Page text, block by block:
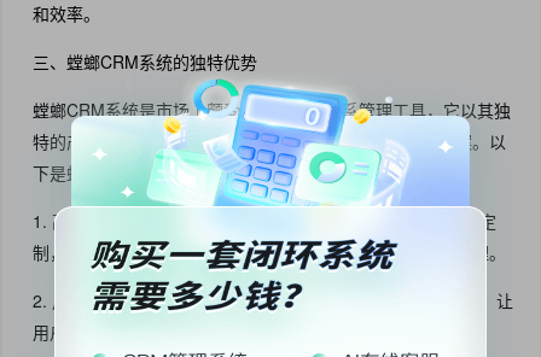
和效率。
三、螳螂CRM系统的独特优势
螳螂CRM系统是市场上颇受欢迎的客户关系管理工具，它以其独
特的产品设计和丰富的功能组合为不同行业提供了解决方案。以
下是螳螂CRM系统的一些显著优势：
1. 高度定制化：螳螂CRM支持根据企业的具体需求进行系统定
制，企业可以增添或删除某些功能模块，以实现个性化的管理。
2. 用户友好的界面：螳螂CRM系统采用简洁易用的界面设计，让
用户能够快速上手，降低了企业的培训成本。